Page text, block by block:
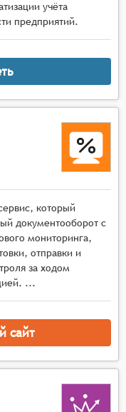
учёта
предприятий.
который
документооборот с
мониторинга,
отправки и
за ходом
...
сайт